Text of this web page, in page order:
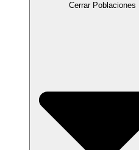
Cerrar Poblaciones